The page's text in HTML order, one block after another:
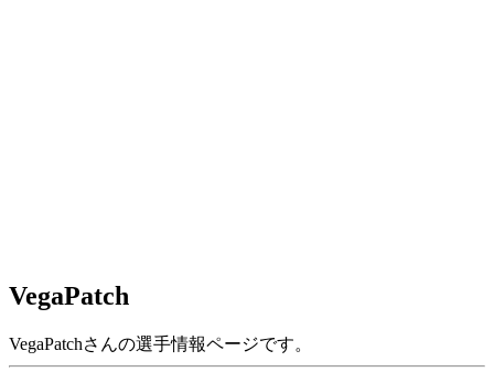
VegaPatch
VegaPatchさんの選手情報ページです。